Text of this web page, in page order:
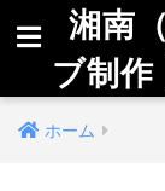
湘南
ブ制
ホーム